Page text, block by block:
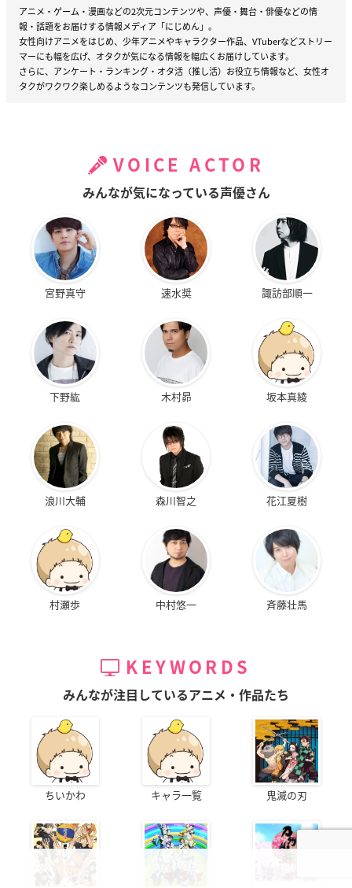
アニメ・ゲーム・漫画などの2次元コンテンツや、声優・舞台・俳優などの情
報・話題をお届けする情報メディア「にじめん」。
女性向けアニメをはじめ、少年アニメやキャラクター作品、VTuberなどストリー
マーにも幅を広げ、オタクが気になる情報を幅広くお届けしています。
さらに、アンケート・ランキング・オタ活（推し活）お役立ち情報など、女性オ
タクがワクワク楽しめるようなコンテンツも発信しています。
VOICE ACTOR
みんなが気になっている声優さん
宮野真守 速水奨 諏訪部順一
下野紘 木村昴 坂本真綾
浪川大輔 森川智之 花江夏樹
村瀬歩 中村悠一 斉藤壮馬
KEYWORDS
みんなが注目しているアニメ・作品たち
ちいかわ キャラ一覧 鬼滅の刃